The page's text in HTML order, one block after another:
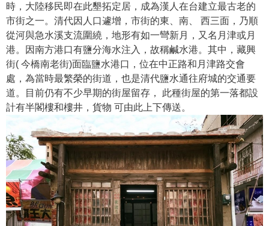
時，大陸移民即在此墾拓定居，成為漢人在台建立最古老的
市街之一。清代因人口遽增，市街的東、南、 西三面，乃順
從河與急水溪支流圍繞，地形有如一彎新月，又名月津或月
港。因南方港口有鹽分海水注入，故稱鹹水港。其中，藏興
街( 今橋南老街)面臨鹽水港口，位在中正路和月津路交會
處，為當時最繁榮的街道，也是清代鹽水通往府城的交通要
道。目前仍有不少早期的街屋留存， 此種街屋的第一落都設
計有半閣樓和樓井，貨物 可由此上下傳送。